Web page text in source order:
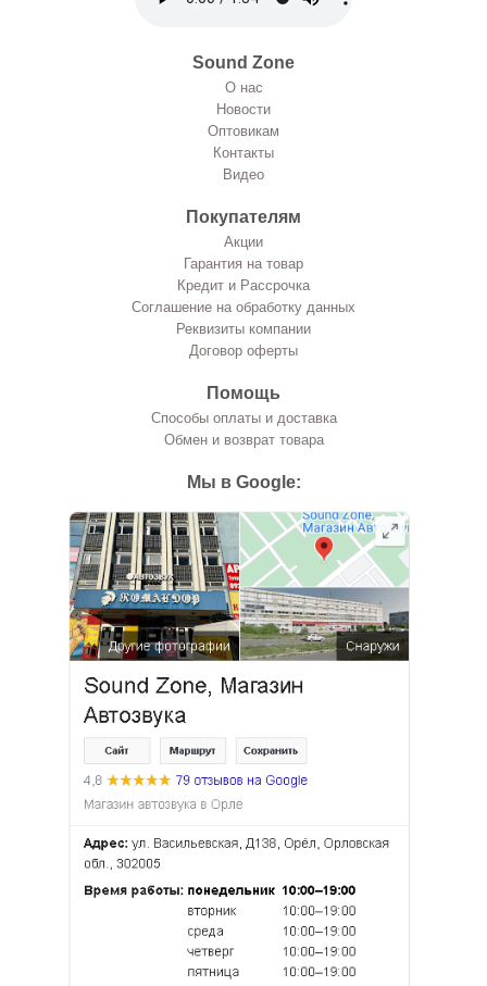
Sound Zone
О нас
Новости
Оптовикам
Контакты
Видео
Покупателям
Акции
Гарантия на товар
Кредит и Рассрочка
Соглашение на обработку данных
Реквизиты компании
Договор оферты
Помощь
Способы оплаты и доставка
Обмен и возврат товара
Мы в Google: